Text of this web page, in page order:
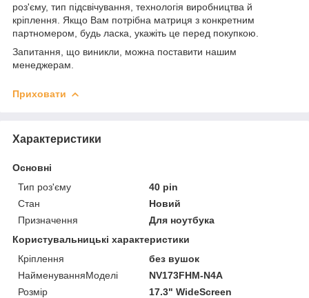
роз'єму, тип підсвічування, технологія виробництва й
кріплення. Якщо Вам потрібна матриця з конкретним
партномером, будь ласка, укажіть це перед покупкою.
Запитання, що виникли, можна поставити нашим
менеджерам.
Приховати
Характеристики
Основні
Тип роз'єму
40 pin
Стан
Новий
Призначення
Для ноутбука
Користувальницькі характеристики
Кріплення
без вушок
НайменуванняМоделі
NV173FHM-N4A
Розмір
17.3" WideScreen